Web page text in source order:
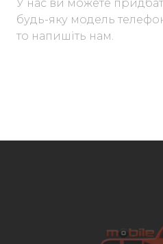
У нас ви можете
будь-яку модель
то напишіть нам.